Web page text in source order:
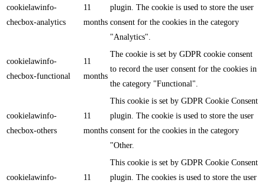
cookielawinfo-
checbox-analytics
11
months
plugin. The cookie is used to store the user
consent for the cookies in the category
"Analytics".
cookielawinfo-
checbox-functional
11
months
The cookie is set by GDPR cookie consent
to record the user consent for the cookies in
the category "Functional".
cookielawinfo-
checbox-others
11
months
This cookie is set by GDPR Cookie Consent
plugin. The cookie is used to store the user
consent for the cookies in the category
"Other.
cookielawinfo-
11
This cookie is set by GDPR Cookie Consent
plugin. The cookies is used to store the user